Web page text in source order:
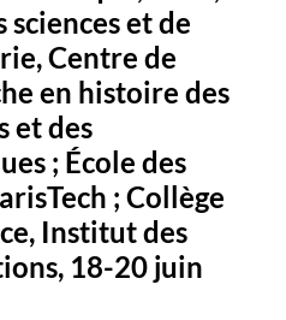
sciences et de
Centre de
en histoire des
et des
; École des
; Collège
Institut des
18-20 juin